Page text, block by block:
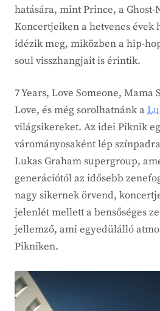
hatására, mint Prince, a Ghost-
Koncertjeiken a hetvenes évek
idézik meg, miközben a hip-
soul visszhangjait is érintik.
7 Years, Love Someone, Mama
Love, és még sorolhatnánk a
világsikereket. Az idei Piknik
várományosaként lép
Lukas Graham supergroup,
generációtól az idősebb
nagy sikernek örvend,
jelenlét mellett a bensőséges
jellemző, ami egyedülálló
Pikniken.